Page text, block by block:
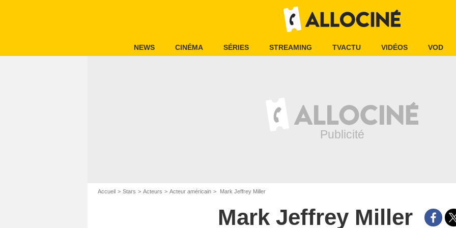
NEWS CINÉMA SÉRIES STREAMING TVACTU VIDÉOS VOD
Accueil Stars Acteurs Acteur américain Mark Jeffrey Miller
Mark Jeffrey Miller